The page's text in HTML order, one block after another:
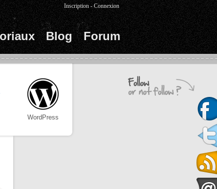
Blog Forum
Inscription -Connexion
WordPress